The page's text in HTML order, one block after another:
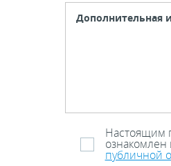
Настоящим
ознакомлен
публичной